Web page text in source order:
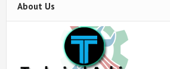
About Us